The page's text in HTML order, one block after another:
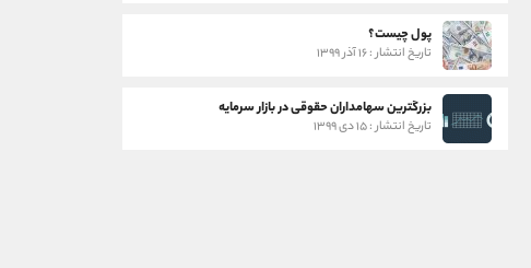
پول چیست؟
تاریخ انتشار : ۱۶ آذر ۱۳۹۹
بزرگترین سهامداران حقوقی در بازار سرمایه
تاریخ انتشار : ۱۵ دی ۱۳۹۹